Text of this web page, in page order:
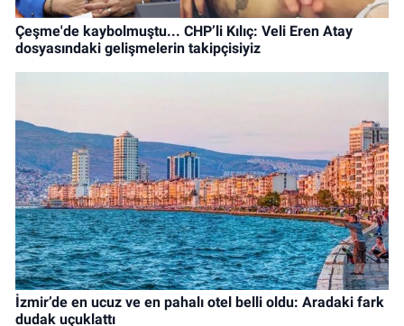
Çeşme'de kaybolmuştu... CHP’li Kılıç: Veli Eren Atay
dosyasındaki gelişmelerin takipçisiyiz
İzmir’de en ucuz ve en pahalı otel belli oldu: Aradaki fark
dudak uçuklattı